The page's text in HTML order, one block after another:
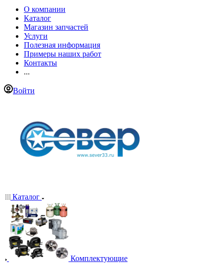
О компании
Каталог
Магазин запчастей
Услуги
Полезная информация
Примеры наших работ
Контакты
...
Войти
Каталог
Комплектующие